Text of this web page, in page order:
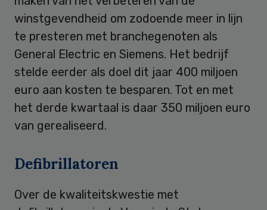
winstgevendheid om zodoende meer in lijn
te presteren met branchegenoten als
General Electric en Siemens. Het bedrijf
stelde eerder als doel dit jaar 400 miljoen
euro aan kosten te besparen. Tot en met
het derde kwartaal is daar 350 miljoen euro
van gerealiseerd.
Defibrillatoren
Over de kwaliteitskwestie met